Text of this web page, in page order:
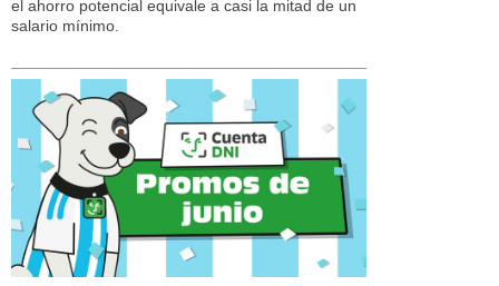
el ahorro potencial equivale a casi la mitad de un
salario mínimo.